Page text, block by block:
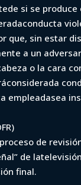
si se produce
que, sin estar
a un
o la cara
empleadasea
de
de
final.